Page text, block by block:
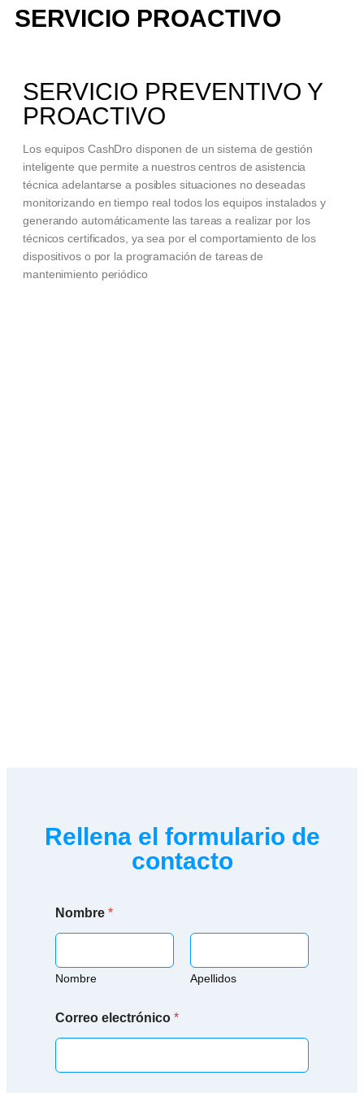
SERVICIO PROACTIVO
SERVICIO PREVENTIVO Y
PROACTIVO
Los equipos CashDro disponen de un sistema de gestión
inteligente que permite a nuestros centros de asistencia
técnica adelantarse a posibles situaciones no deseadas
monitorizando en tiempo real todos los equipos instalados y
generando automáticamente las tareas a realizar por los
técnicos certificados, ya sea por el comportamiento de los
dispositivos o por la programación de tareas de
mantenimiento periódico
Rellena el formulario de
contacto
Nombre *
Nombre Apellidos
Correo electrónico *